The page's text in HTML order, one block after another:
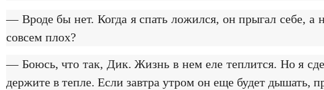
— Вроде бы нет. Когда я спать ложился, он прыгал себе,
совсем плох?
— Боюсь, что так, Дик. Жизнь в нем еле теплится. Но я
держите в тепле. Если завтра утром он еще будет дышать,